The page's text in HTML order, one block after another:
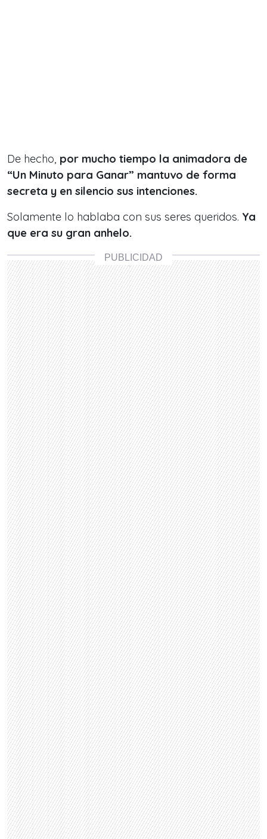
De hecho, por mucho tiempo la animadora de
“Un Minuto para Ganar” mantuvo de forma
secreta y en silencio sus intenciones.
Solamente lo hablaba con sus seres queridos. Ya
que era su gran anhelo.